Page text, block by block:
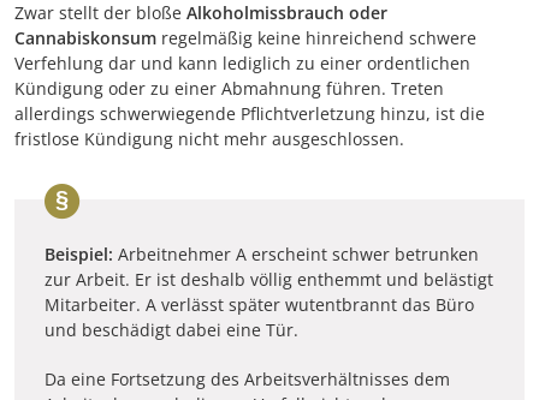
Zwar stellt der bloße Alkoholmissbrauch oder
Cannabiskonsum regelmäßig keine hinreichend schwere
Verfehlung dar und kann lediglich zu einer ordentlichen
Kündigung oder zu einer Abmahnung führen. Treten
allerdings schwerwiegende Pflichtverletzung hinzu, ist die
fristlose Kündigung nicht mehr ausgeschlossen.
Beispiel: Arbeitnehmer A erscheint schwer betrunken
zur Arbeit. Er ist deshalb völlig enthemmt und belästigt
Mitarbeiter. A verlässt später wutentbrannt das Büro
und beschädigt dabei eine Tür.
Da eine Fortsetzung des Arbeitsverhältnisses dem